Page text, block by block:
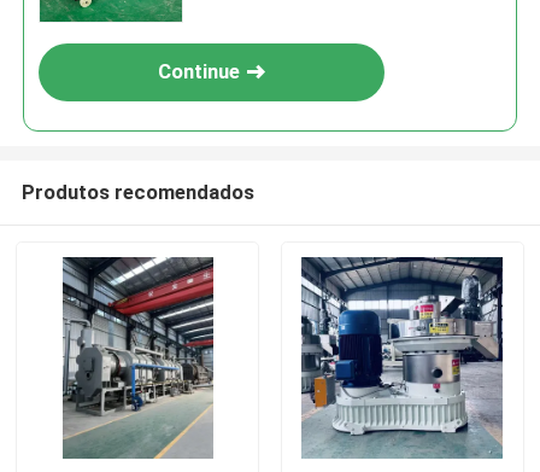
Continue
Produtos recomendados